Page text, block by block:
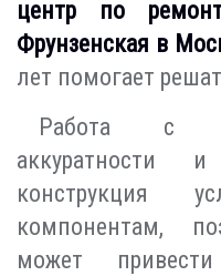
центр по
Фрунзенская в
лет помогает
Работа с
аккуратности
конструкция
компонентам,
может